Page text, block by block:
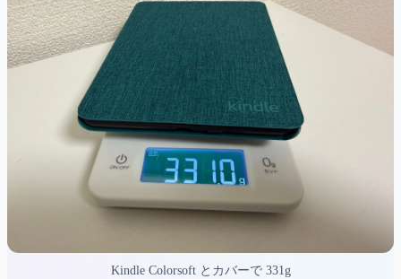
Kindle Colorsoft とカバーで 331g